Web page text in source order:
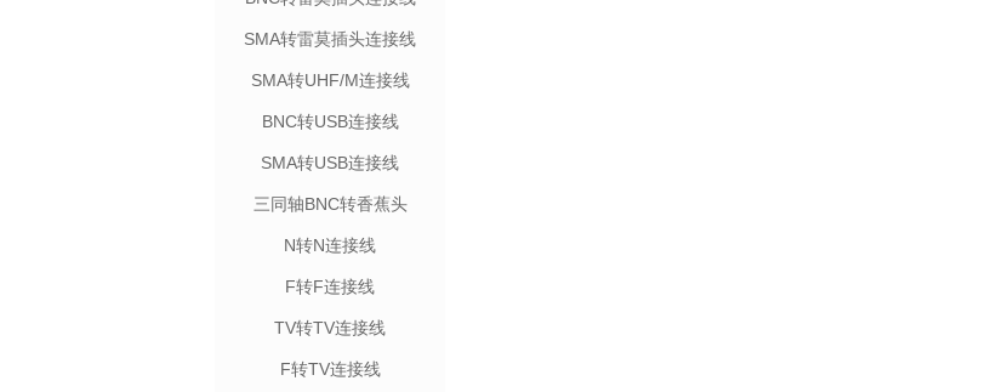
SMA转雷莫插头连接线
SMA转UHF/M连接线
BNC转USB连接线
SMA转USB连接线
三同轴BNC转香蕉头
N转N连接线
F转F连接线
TV转TV连接线
F转TV连接线